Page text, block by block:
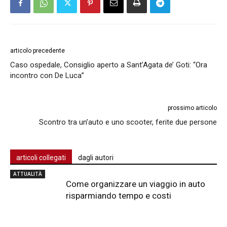
articolo precedente
Caso ospedale, Consiglio aperto a Sant’Agata de’ Goti: “Ora
incontro con De Luca”
prossimo articolo
Scontro tra un’auto e uno scooter, ferite due persone
articoli collegati dagli autori
ATTUALITÀ
Come organizzare un viaggio in auto
risparmiando tempo e costi